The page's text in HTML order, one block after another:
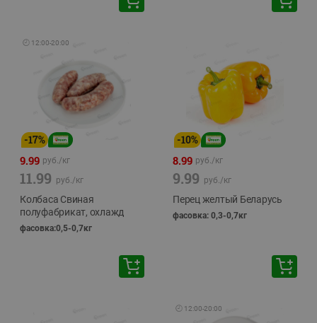
🕘 12:00-20:00
-17%
9.99 руб./кг
11.99 руб./кг
Колбаса Свиная
полуфабрикат, охлажд
фасовка:0,5-0,7кг
-10%
8.99 руб./кг
9.99 руб./кг
Перец желтый Беларусь
фасовка: 0,3-0,7кг
🕘 12:00-20:00